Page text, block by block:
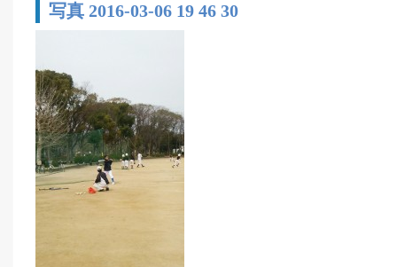
写真 2016-03-06 19 46 30